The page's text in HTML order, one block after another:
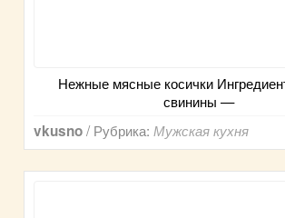
Нежные мясные косички
свинины —
vkusno/ Рубрика:Мужская кухня